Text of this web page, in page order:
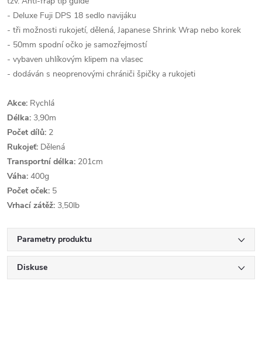
- Deluxe Fuji DPS 18 sedlo navijáku
- tři možnosti rukojetí, dělená, Japanese Shrink Wrap nebo korek
- 50mm spodní očko je samozřejmostí
- vybaven uhlíkovým klipem na vlasec
- dodáván s neoprenovými chrániči špičky a rukojeti
Akce: Rychlá
Délka: 3,90m
Počet dílů: 2
Rukojeť: Dělená
Transportní délka: 201cm
Váha: 400g
Počet oček: 5
Vrhací zátěž: 3,50lb
Parametry produktu
Diskuse